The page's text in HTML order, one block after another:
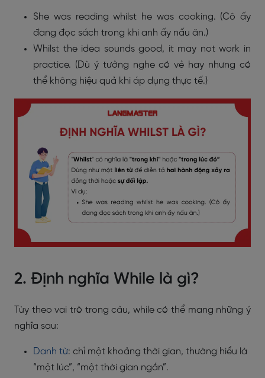
She was reading whilst he was cooking. (Cô ấy
đang đọc sách trong khi anh ấy nấu ăn.)
Whilst the idea sounds good, it may not work in
practice. (Dù ý tưởng nghe có vẻ hay nhưng có
thể không hiệu quả khi áp dụng thực tế.)
2. Định nghĩa While là gì?
Tùy theo vai trò trong câu, while có thể mang những ý
nghĩa sau:
Danh từ: chỉ một khoảng thời gian, thường hiểu là
“một lúc”, “một thời gian ngắn”.